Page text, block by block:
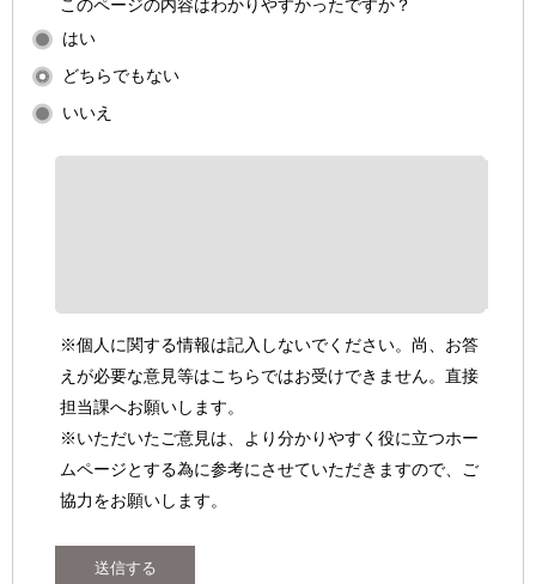
このページの内容はわかりやすかったですか？
はい
どちらでもない
いいえ
※個人に関する情報は記入しないでください。尚、お答
えが必要な意見等はこちらではお受けできません。直接
担当課へお願いします。
※いただいたご意見は、より分かりやすく役に立つホー
ムページとする為に参考にさせていただきますので、ご
協力をお願いします。